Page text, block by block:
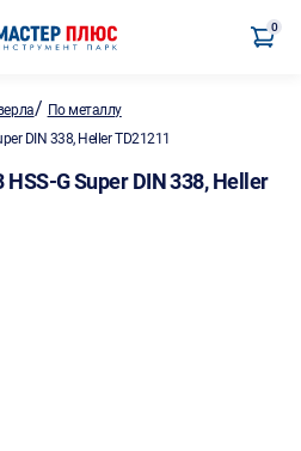
0
/ По металлу
DIN 338, Heller TD21211
G Super DIN 338, Heller